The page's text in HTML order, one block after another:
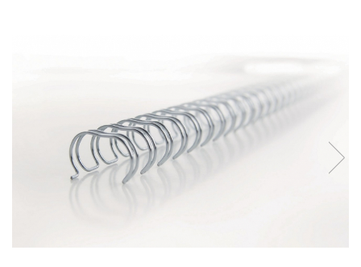
Hartie si articole din hartie
Bibliorafturi, caiete mecanice,
separatoare
Capsatoare, capse si perforatoare